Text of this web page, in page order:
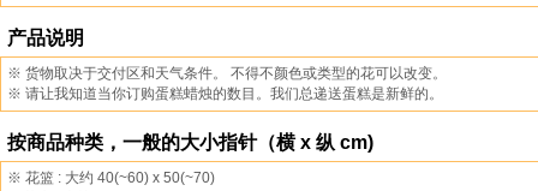
产品说明
※ 货物取决于交付区和天气条件。 不得不颜色或类型的花可以改变。
※ 请让我知道当你订购蛋糕蜡烛的数目。我们总递送蛋糕是新鲜的。
按商品种类，一般的大小指针（横 x 纵 cm)
※ 花篮 : 大约 40(~60) x 50(~70)